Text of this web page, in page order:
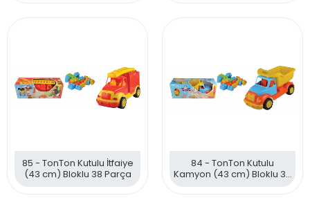
85 - TonTon Kutulu İtfaiye
(43 cm) Bloklu 38 Parça
84 - TonTon Kutulu
Kamyon (43 cm) Bloklu 38